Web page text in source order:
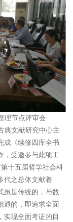
理节点评审会
典文献研究中心主
成《续修四库全书
，受邀参与此项工
十五届哲学社会科
代之总体文献着
虽是传统的，与数
通的，即追求全面
实现全面考证的目